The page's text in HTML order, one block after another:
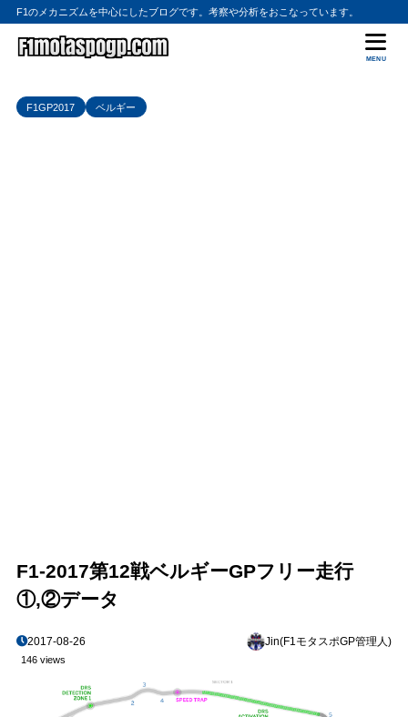
F1のメカニズムを中心にしたブログです。考察や分析をおこなっています。
MENU
F1GP2017 ベルギー
F1-2017第12戦ベルギーGPフリー走行
①,②データ
2017-08-26 Jin(F1モタスポGP管理人)
146 views